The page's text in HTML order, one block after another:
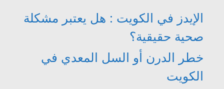
الإيدز في الكويت : هل يعتبر مشكلة
صحية حقيقية؟
خطر الدرن أو السل المعدي في
الكويت